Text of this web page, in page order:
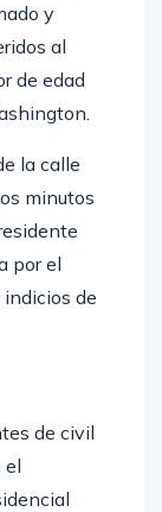
y
al
de edad
la calle
minutos
por el
indicios de
de civil
el